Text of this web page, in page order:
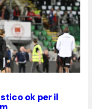
ok per il